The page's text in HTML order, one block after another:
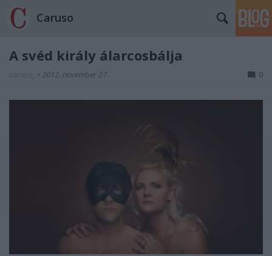
Caruso
A svéd király álarcosbálja
caruso_ • 2012. november 27. 0